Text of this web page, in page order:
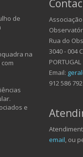
de
na
e
Rua do
3040 - 004
PORTUGAL
Email:
912 586 792
email, ou